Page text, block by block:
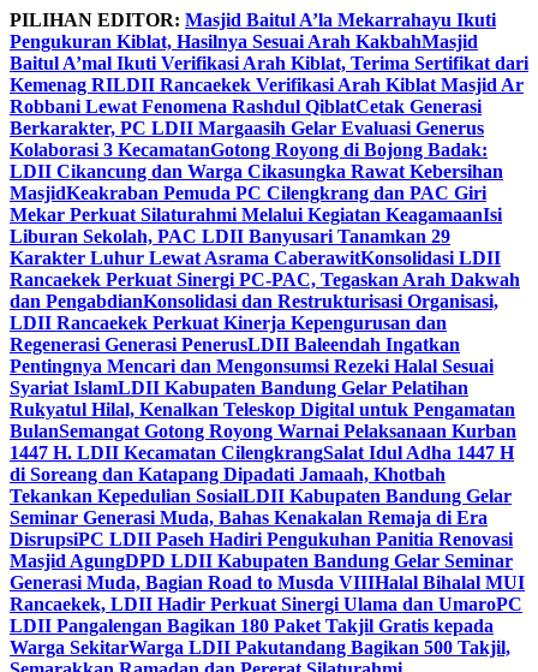
Skip
to
content
PILIHAN EDITOR: Masjid Baitul A’la Mekarrahayu Ikuti
Pengukuran Kiblat, Hasilnya Sesuai Arah KakbahMasjid
Baitul A’mal Ikuti Verifikasi Arah Kiblat, Terima Sertifikat dari
Kemenag RILDII Rancaekek Verifikasi Arah Kiblat Masjid Ar
Robbani Lewat Fenomena Rashdul QiblatCetak Generasi
Berkarakter, PC LDII Margaasih Gelar Evaluasi Generus
Kolaborasi 3 KecamatanGotong Royong di Bojong Badak:
LDII Cikancung dan Warga Cikasungka Rawat Kebersihan
MasjidKeakraban Pemuda PC Cilengkrang dan PAC Giri
Mekar Perkuat Silaturahmi Melalui Kegiatan KeagamaanIsi
Liburan Sekolah, PAC LDII Banyusari Tanamkan 29
Karakter Luhur Lewat Asrama CaberawitKonsolidasi LDII
Rancaekek Perkuat Sinergi PC-PAC, Tegaskan Arah Dakwah
dan PengabdianKonsolidasi dan Restrukturisasi Organisasi,
LDII Rancaekek Perkuat Kinerja Kepengurusan dan
Regenerasi Generasi PenerusLDII Baleendah Ingatkan
Pentingnya Mencari dan Mengonsumsi Rezeki Halal Sesuai
Syariat IslamLDII Kabupaten Bandung Gelar Pelatihan
Rukyatul Hilal, Kenalkan Teleskop Digital untuk Pengamatan
BulanSemangat Gotong Royong Warnai Pelaksanaan Kurban
1447 H. LDII Kecamatan CilengkrangSalat Idul Adha 1447 H
di Soreang dan Katapang Dipadati Jamaah, Khotbah
Tekankan Kepedulian SosialLDII Kabupaten Bandung Gelar
Seminar Generasi Muda, Bahas Kenakalan Remaja di Era
DisrupsiPC LDII Paseh Hadiri Pengukuhan Panitia Renovasi
Masjid AgungDPD LDII Kabupaten Bandung Gelar Seminar
Generasi Muda, Bagian Road to Musda VIIIHalal Bihalal MUI
Rancaekek, LDII Hadir Perkuat Sinergi Ulama dan UmaroPC
LDII Pangalengan Bagikan 180 Paket Takjil Gratis kepada
Warga SekitarWarga LDII Pakutandang Bagikan 500 Takjil,